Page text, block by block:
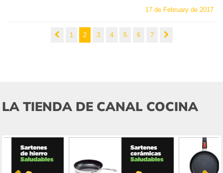
17 de February de 2017
1 2 3 4 5 6 7
LA TIENDA DE CANAL COCINA